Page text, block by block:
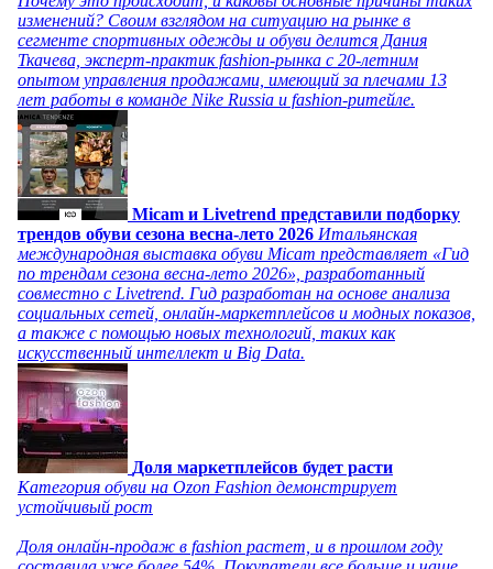
изменений? Своим взглядом на ситуацию на рынке в
сегменте спортивных одежды и обуви делится Дания
Ткачева, эксперт-практик fashion-рынка с 20-летним
опытом управления продажами, имеющий за плечами 13
лет работы в команде Nike Russia и fashion-ритейле.
Micam и Livetrend представили подборку
трендов обуви сезона весна-лето 2026 Итальянская
международная выставка обуви Micam представляет «Гид
по трендам сезона весна-лето 2026», разработанный
совместно с Livetrend. Гид разработан на основе анализа
социальных сетей, онлайн-маркетплейсов и модных показов,
а также с помощью новых технологий, таких как
искусственный интеллект и Big Data.
Доля маркетплейсов будет расти
Категория обуви на Ozon Fashion демонстрирует
устойчивый рост
Доля онлайн-продаж в fashion растет, и в прошлом году